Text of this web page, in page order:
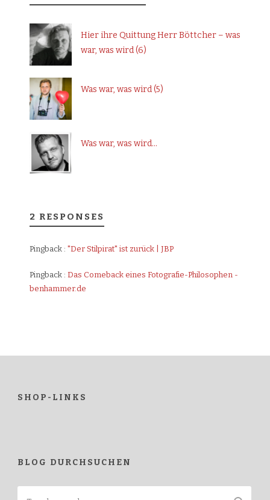
Hier ihre Quittung Herr Böttcher – was
war, was wird (6)
Was war, was wird (5)
Was war, was wird…
2 RESPONSES
Pingback : "Der Stilpirat" ist zurück | JBP
Pingback : Das Comeback eines Fotografie-Philosophen -
benhammer.de
SHOP-LINKS
BLOG DURCHSUCHEN